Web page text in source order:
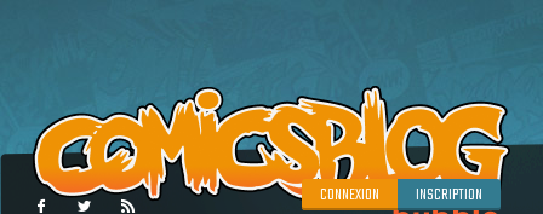
CONNEXION INSCRIPTION